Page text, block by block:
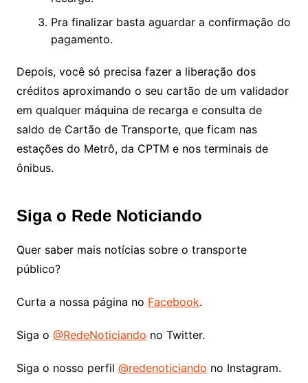
Pra finalizar basta aguardar a confirmação do
pagamento.
Depois, você só precisa fazer a liberação dos
créditos aproximando o seu cartão de um validador
em qualquer máquina de recarga e consulta de
saldo de Cartão de Transporte, que ficam nas
estações do Metrô, da CPTM e nos terminais de
ônibus.
Siga o Rede Noticiando
Quer saber mais notícias sobre o transporte
público?
Curta a nossa página no Facebook.
Siga o @RedeNoticiando no Twitter.
Siga o nosso perfil @redenoticiando no Instagram.